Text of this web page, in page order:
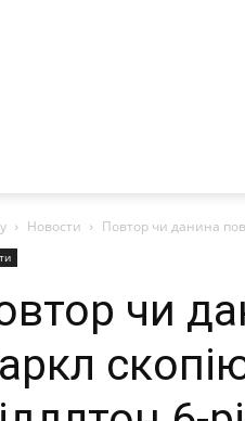
Новости Повтор чи данина
чи